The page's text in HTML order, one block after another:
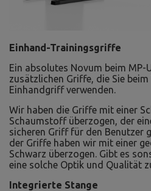
Einhand-Trainingsgriffe
Ein absolutes Novum beim MP-
zusätzlichen Griffe, die Sie
Einhandgriff verwenden.
Wir haben die Griffe mit einer
Schaumstoff überzogen, der
sicheren Griff für den Benutzer
der Griffe haben wir mit einer
Schwarz überzogen. Gibt es
eine solche Optik und Qualität
Integrierte Stange